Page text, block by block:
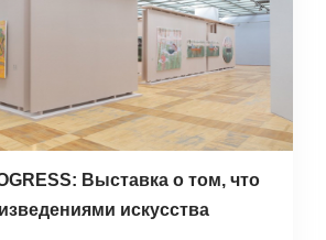
Выставка о том, что
искусства